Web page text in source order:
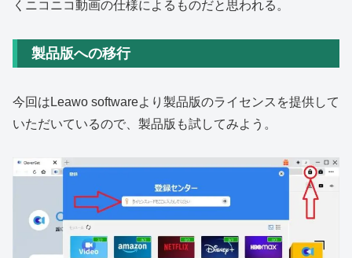
くニコニコ動画の仕様によるものだと思われる。
製品版への移行
今回はLeawo softwareより製品版のライセンスを提供して
いただいているので、製品版も試してみよう。